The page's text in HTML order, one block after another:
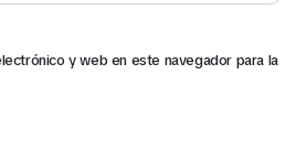
y web en este navegador para la